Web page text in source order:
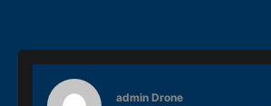
admin Drone